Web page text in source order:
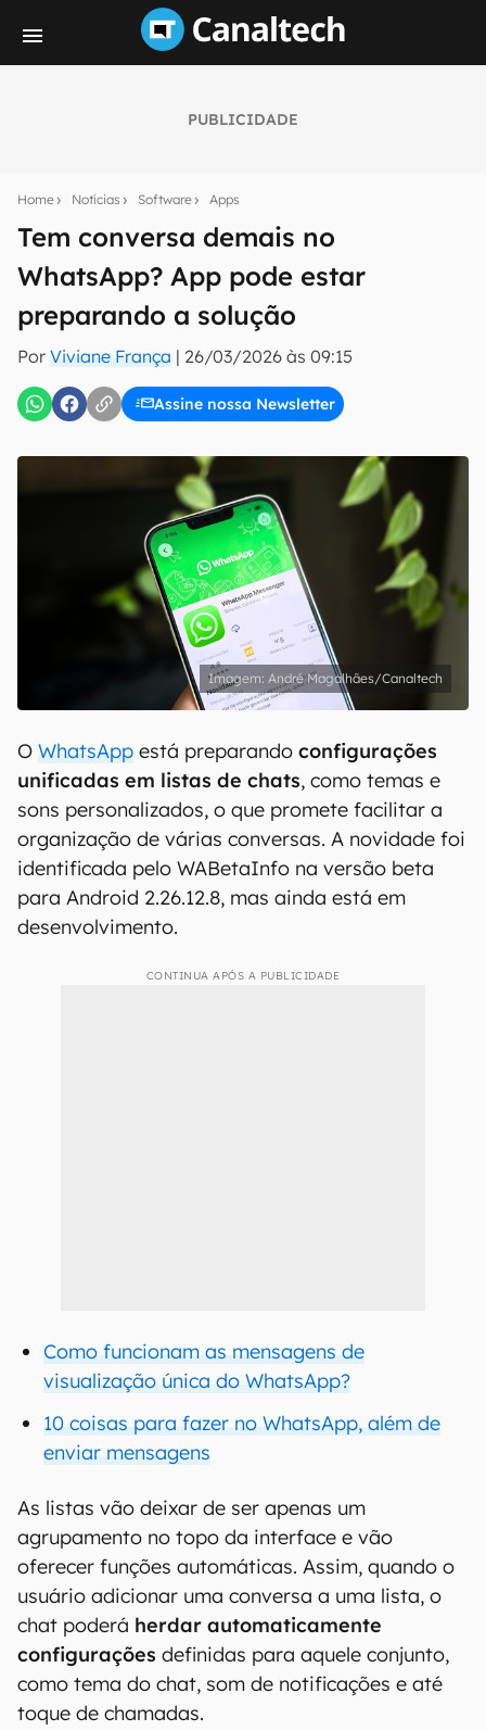
PUBLICIDADE
Home Notícias Software Apps
Tem conversa demais no
WhatsApp? App pode estar
preparando a solução
Por Viviane França | 26/03/2026 às 09:15
Assine nossa Newsletter
notícias e reviews sobre tecnologia em primeira
E-mail
inscreva-se
Uso e Política de Privacidade do Canaltech.
André Magalhães/Canaltech
O WhatsApp está preparando configurações
unificadas em listas de chats, como temas e
sons personalizados, o que promete facilitar a
organização de várias conversas. A novidade foi
identificada pelo WABetaInfo na versão beta
para Android 2.26.12.8, mas ainda está em
desenvolvimento.
CONTINUA APÓS A PUBLICIDADE
Como funcionam as mensagens de
visualização única do WhatsApp?
10 coisas para fazer no WhatsApp, além de
enviar mensagens
As listas vão deixar de ser apenas um
agrupamento no topo da interface e vão
oferecer funções automáticas. Assim, quando o
usuário adicionar uma conversa a uma lista, o
chat poderá herdar automaticamente
configurações definidas para aquele conjunto,
como tema do chat, som de notificações e até
toque de chamadas.